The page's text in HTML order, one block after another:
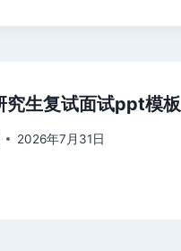
究生复试面试ppt模板
2026年7月31日